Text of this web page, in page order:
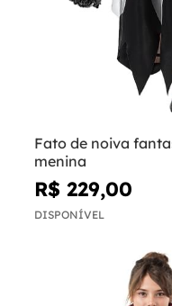
Fato de noiva
menina
R$ 229,00
DISPONÍVEL